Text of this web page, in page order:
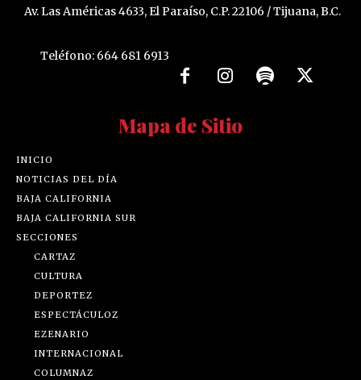
Av. Las Américas 4633, El Paraíso, C.P. 22106 / Tijuana, B.C.
Teléfono: 664 681 6913
Mapa de Sitio
INICIO
NOTICIAS DEL DÍA
BAJA CALIFORNIA
BAJA CALIFORNIA SUR
SECCIONES
CARTAZ
CULTURA
DEPORTEZ
ESPECTÁCULOZ
EZENARIO
INTERNACIONAL
COLUMNAZ